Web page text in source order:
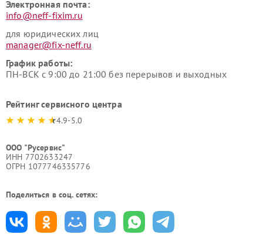
Электронная почта:
info@neff-fixim.ru
для юридических лиц
manager@fix-neff.ru
График работы:
ПН-ВСК с 9:00 до 21:00 без перерывов и выходных
Рейтинг сервисного центра
4.9-5.0
ООО "Русервис"
ИНН 7702633247
ОГРН 1077746335776
Поделиться в соц. сетях: